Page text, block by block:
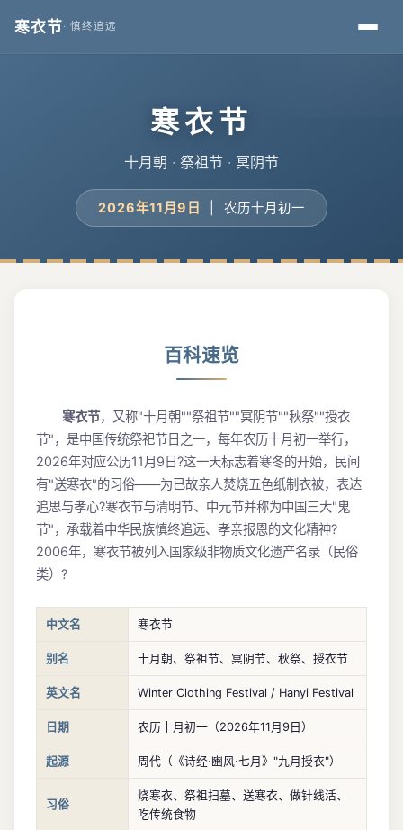
寒衣节· 慎终追远
寒衣节
十月朝 · 祭祖节 · 冥阴节
2026年11月9日 | 农历十月初一
百科速览
寒衣节，又称"十月朝""祭祖节""冥阴节""秋祭""授衣
节"，是中国传统祭祀节日之一，每年农历十月初一举行，
2026年对应公历11月9日?这一天标志着寒冬的开始，民间
有"送寒衣"的习俗——为已故亲人焚烧五色纸制衣被，表达
追思与孝心?寒衣节与清明节、中元节并称为中国三大"鬼
节"，承载着中华民族慎终追远、孝亲报恩的文化精神?
2006年，寒衣节被列入国家级非物质文化遗产名录（民俗
类）?
中文名 寒衣节
别名 十月朝、祭祖节、冥阴节、秋祭、授衣节
英文名 Winter Clothing Festival / Hanyi Festival
日期 农历十月初一（2026年11月9日）
起源 周代（《诗经·豳风·七月》"九月授衣"）
习俗
烧寒衣、祭祖扫墓、送寒衣、做针线活、
吃传统食物